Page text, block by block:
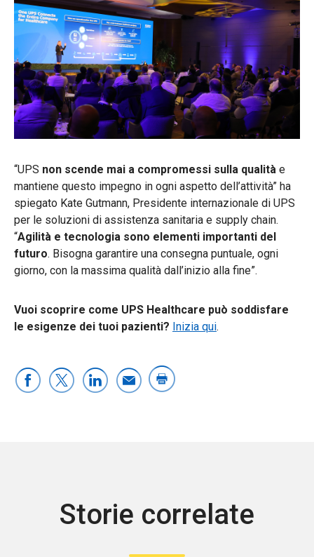
“UPS non scende mai a compromessi sulla qualità e
mantiene questo impegno in ogni aspetto dell’attività” ha
spiegato Kate Gutmann, Presidente internazionale di UPS
per le soluzioni di assistenza sanitaria e supply chain.
“Agilità e tecnologia sono elementi importanti del
futuro. Bisogna garantire una consegna puntuale, ogni
giorno, con la massima qualità dall’inizio alla fine”.
Vuoi scoprire come UPS Healthcare può soddisfare
le esigenze dei tuoi pazienti? Inizia qui.
Storie correlate